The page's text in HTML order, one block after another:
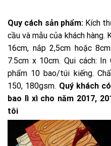
Quy cách sản phẩm:Kích
cầu và mẫu của khách hàng.
16cm, nắp 2,5cm hoặc
7.5cm x 10cm. Qui cách:
phẩm 10 bao/túi kiếng.
150, 180gsm. Quý khách
bao lì xì cho năm 2017,
tôi